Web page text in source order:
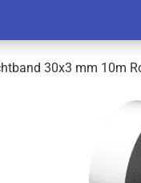
30x3 mm 10m